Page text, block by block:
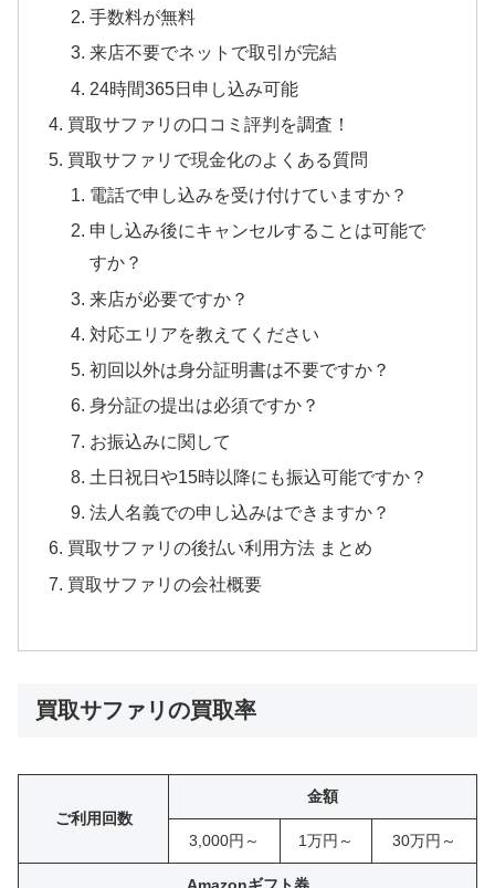
手数料が無料
来店不要でネットで取引が完結
24時間365日申し込み可能
買取サファリの口コミ評判を調査！
買取サファリで現金化のよくある質問
電話で申し込みを受け付けていますか？
申し込み後にキャンセルすることは可能で
すか？
来店が必要ですか？
対応エリアを教えてください
初回以外は身分証明書は不要ですか？
身分証の提出は必須ですか？
お振込みに関して
土日祝日や15時以降にも振込可能ですか？
法人名義での申し込みはできますか？
買取サファリの後払い利用方法 まとめ
買取サファリの会社概要
買取サファリの買取率
ご利用回数
金額
3,000円～ 1万円～ 30万円～
Amazonギフト券